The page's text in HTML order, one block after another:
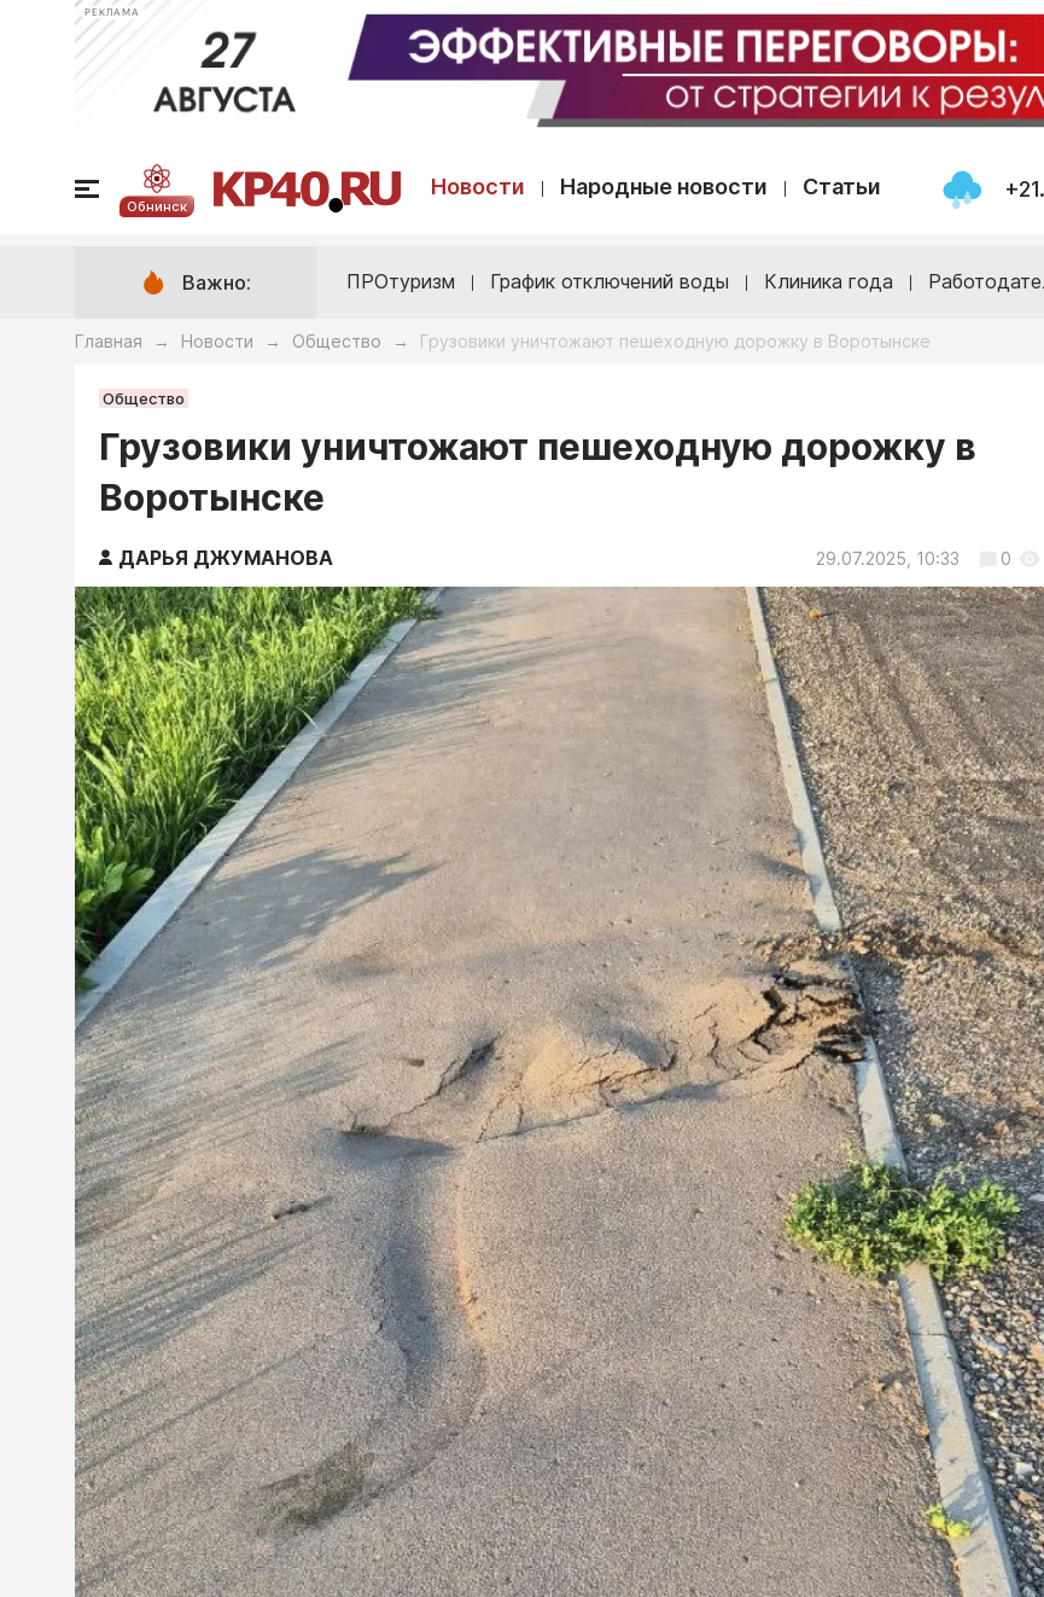
РЕКЛАМА
Обнинск
Новости Народные новости Статьи
Важно: ПРОтуризм График отключений воды Клиника года
Главная → Новости → Общество → Грузовики уничтожают пешеходную дорожку в Воротынске
Общество
Грузовики уничтожают пешеходную дорожку в
Воротынске
ДАРЬЯ ДЖУМАНОВА 29.07.2025, 10:33 0